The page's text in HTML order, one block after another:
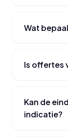
Wat
Is offertes
Kan de
indicatie?